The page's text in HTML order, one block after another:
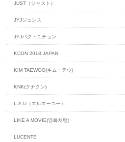
JUST（ジャスト）
JYJジュンス
JYJパク・ユチョン
KCON 2018 JAPAN
KIM TAEWOO(キム・テウ)
KNK(クナクン)
L.A.U（エルエーユー）
LIKE A MOVIE(영화처럼)
LUCENTE